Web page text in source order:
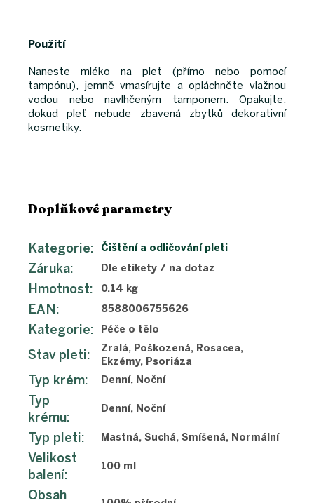
Použití
Naneste mléko na pleť (přímo nebo pomocí
tampónu), jemně vmasírujte a opláchněte vlažnou
vodou nebo navlhčeným tamponem. Opakujte,
dokud pleť nebude zbavená zbytků dekorativní
kosmetiky.
Doplňkové parametry
Kategorie: Čištění a odličování pleti
Záruka: Dle etikety / na dotaz
Hmotnost: 0.14 kg
EAN: 8588006755626
Kategorie: Péče o tělo
Stav pleti:
Zralá, Poškozená, Rosacea,
Ekzémy, Psoriáza
Typ krém: Denní, Noční
Typ
krému:
Denní, Noční
Typ pleti: Mastná, Suchá, Smíšená, Normální
Velikost
balení:
100 ml
Obsah